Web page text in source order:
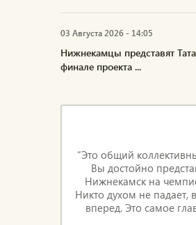
03 Августа 2026 - 14:05
Нижнекамцы представят
финале проекта ...
“Это общий
Вы достойно
Нижнекамск на
Никто духом не падает,
вперед. Это самое